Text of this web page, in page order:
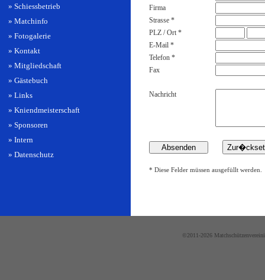
» Schiessbetrieb
» Matchinfo
» Fotogalerie
» Kontakt
» Mitgliedschaft
» Gästebuch
» Links
» Kniendmeisterschaft
» Sponsoren
» Intern
» Datenschutz
Firma
Strasse *
PLZ / Ort *
E-Mail *
Telefon *
Fax
Nachricht
* Diese Felder müssen ausgefüllt werden.
©2011-2026